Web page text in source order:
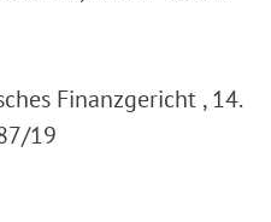
Finanzgericht , 14.
19